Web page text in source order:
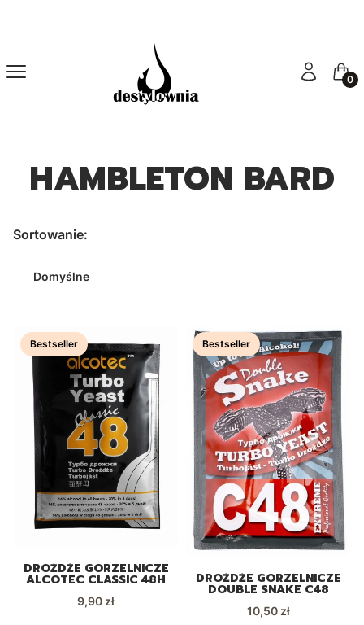
Menu Zaloguj się
HAMBLETON BARD
Lista produktów
Sortowanie:
Domyślne
Bestseller
DROŻDŻE GORZELNICZE
ALCOTEC CLASSIC 48H
Cena
9,90 zł
Bestseller
DROŻDŻE GORZELNICZE
DOUBLE SNAKE C48
Cena
10,50 zł